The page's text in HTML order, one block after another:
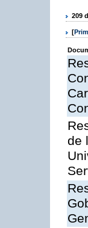
209
[
de